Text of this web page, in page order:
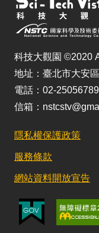
科技大觀園 ©2020
地址：臺北市大安
電話：02-
信箱：
隱私權保護政策
服務條款
網站資料開放宣告